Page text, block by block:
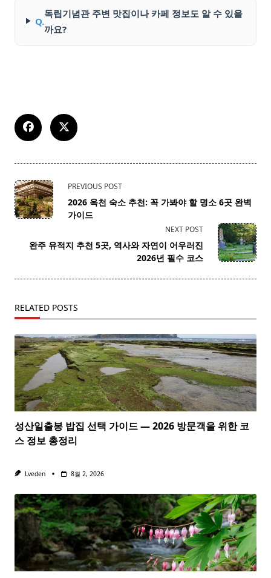
Q.
독립기념관 주변 맛집이나 카페 정보도 알 수 있을
까요?
<span
class="nav-
subtitle
reader-
PREVIOUS POST
2026 옥천 숙소 추천: 꼭 가봐야 할 명소 6곳 완벽
가이드
NEXT POST
완주 유적지 추천 5곳, 역사와 자연이 어우러진
2026년 필수 코스
RELATED POSTS
성산일출봉 밥집 선택 가이드 — 2026 방문객을 위한 코
스 정보 총정리
Lveden 8월 2, 2026